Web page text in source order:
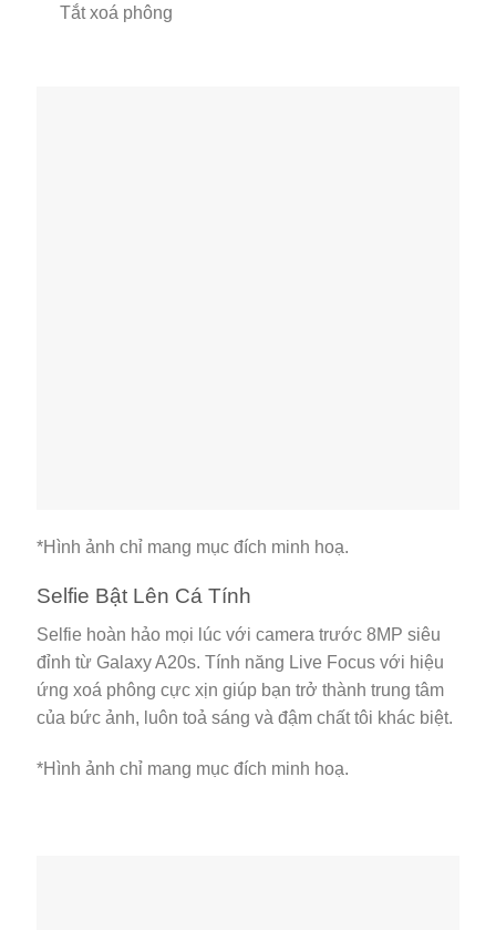
Tắt xoá phông
*Hình ảnh chỉ mang mục đích minh hoạ.
Selfie Bật Lên Cá Tính
Selfie hoàn hảo mọi lúc với camera trước 8MP siêu
đỉnh từ Galaxy A20s. Tính năng Live Focus với hiệu
ứng xoá phông cực xịn giúp bạn trở thành trung tâm
của bức ảnh, luôn toả sáng và đậm chất tôi khác biệt.
*Hình ảnh chỉ mang mục đích minh hoạ.